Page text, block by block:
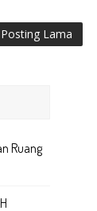
Posting Lama
Ruang